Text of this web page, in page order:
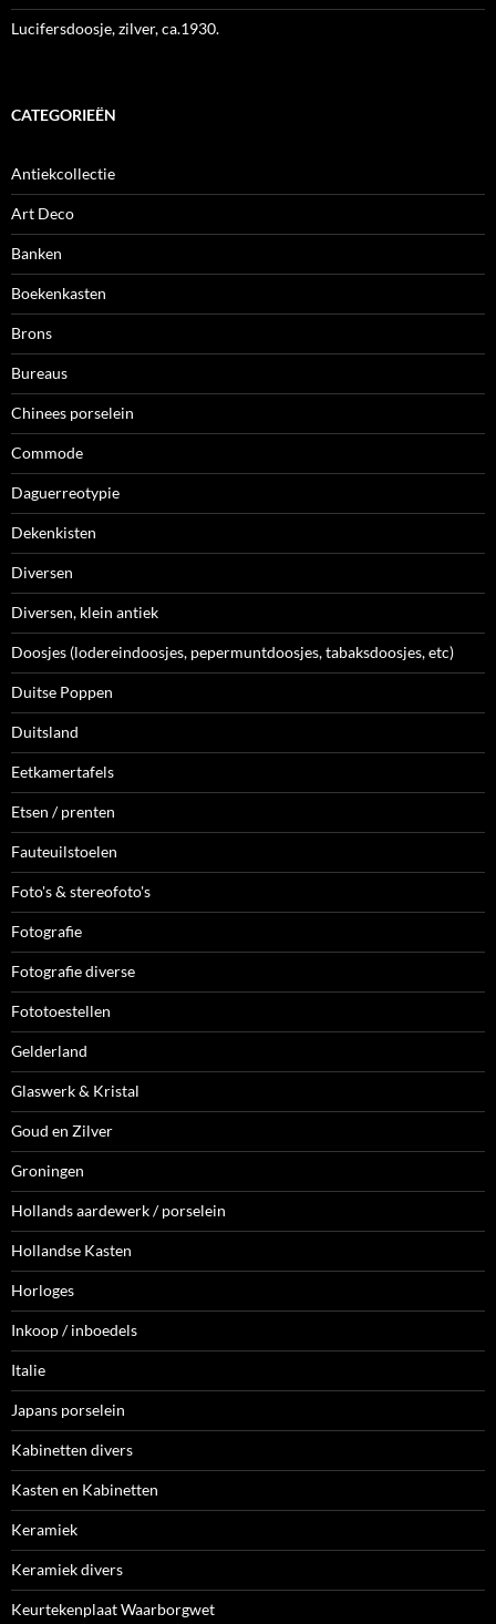
Lucifersdoosje, zilver, ca.1930.
CATEGORIEËN
Antiekcollectie
Art Deco
Banken
Boekenkasten
Brons
Bureaus
Chinees porselein
Commode
Daguerreotypie
Dekenkisten
Diversen
Diversen, klein antiek
Doosjes (lodereindoosjes, pepermuntdoosjes, tabaksdoosjes, etc)
Duitse Poppen
Duitsland
Eetkamertafels
Etsen / prenten
Fauteuilstoelen
Foto's & stereofoto's
Fotografie
Fotografie diverse
Fototoestellen
Gelderland
Glaswerk & Kristal
Goud en Zilver
Groningen
Hollands aardewerk / porselein
Hollandse Kasten
Horloges
Inkoop / inboedels
Italie
Japans porselein
Kabinetten divers
Kasten en Kabinetten
Keramiek
Keramiek divers
Keurtekenplaat Waarborgwet